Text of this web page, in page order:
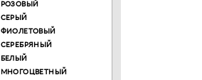
РОЗОВЫЙ
СЕРЫЙ
ФИОЛЕТОВЫЙ
СЕРЕБРЯНЫЙ
БЕЛЫЙ
МНОГОЦВЕТНЫЙ